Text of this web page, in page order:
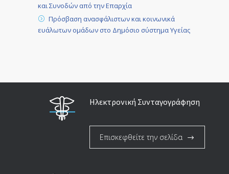
και Συνοδών από την Επαρχία
Πρόσβαση ανασφάλιστων και κοινωνικά
ευάλωτων ομάδων στο Δημόσιο σύστημα Υγείας
Ηλεκτρονική Συνταγογράφηση
Επισκεφθείτε την σελίδα